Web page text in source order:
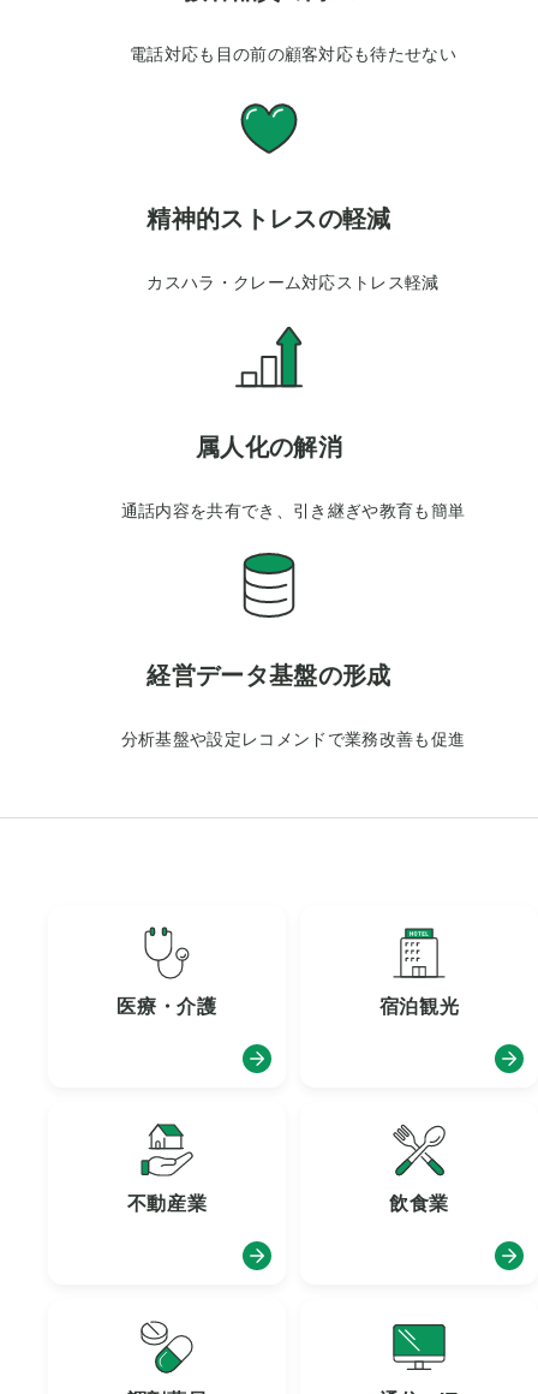
電話対応も目の前の顧客対応も待たせない
精神的ストレスの軽減
カスハラ・クレーム対応ストレス軽減
属人化の解消
通話内容を共有でき、引き継ぎや教育も簡単
経営データ基盤の形成
分析基盤や設定レコメンドで業務改善も促進
医療・介護 宿泊観光
不動産業 飲食業